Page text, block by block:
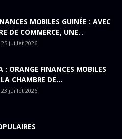
MOBILES GUINÉE : AVEC
DE COMMERCE, UNE...
25 juillet 2026
: ORANGE FINANCES MOBILES
CHAMBRE DE...
23 juillet 2026